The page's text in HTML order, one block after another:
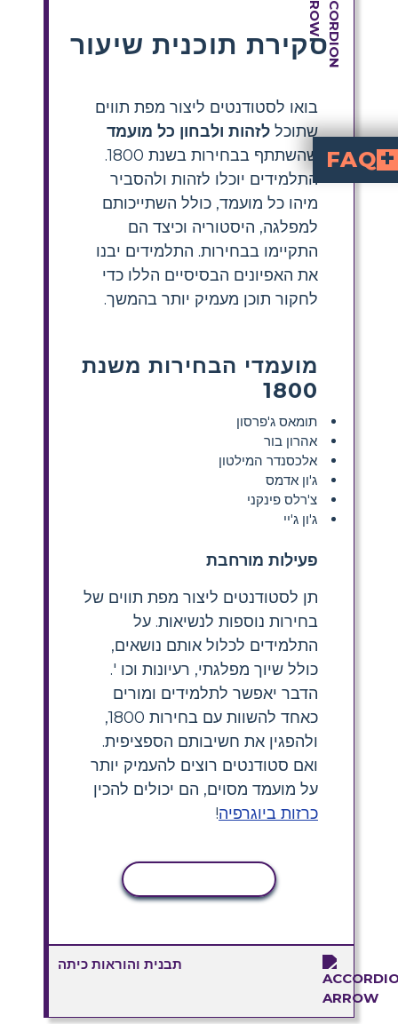
סקירת תוכנית שיעור
בואו לסטודנטים ליצור מפת תווים
שתוכל לזהות ולבחון כל מועמד
שהשתתף בבחירות בשנת 1800.
התלמידים יוכלו לזהות ולהסביר
מיהו כל מועמד, כולל השתייכותם
למפלגה, היסטוריה וכיצד הם
התקיימו בבחירות. התלמידים יבנו
את האפיונים הבסיסיים הללו כדי
לחקור תוכן מעמיק יותר בהמשך.
מועמדי הבחירות משנת
1800
תומאס ג'פרסון
אהרון בור
אלכסנדר המילטון
ג'ון אדמס
צ'רלס פינקני
ג'ון ג'יי
פעילות מורחבת
תן לסטודנטים ליצור מפת תווים של
בחירות נוספות לנשיאות. על
התלמידים לכלול אותם נושאים,
כולל שיוך מפלגתי, רעיונות וכו '.
הדבר יאפשר לתלמידים ומורים
כאחד להשוות עם בחירות 1800,
ולהפגין את חשיבותם הספציפית.
ואם סטודנטים רוצים להעמיק יותר
על מועמד מסוים, הם יכולים להכין
כרזות ביוגרפיה!
תבנית והוראות כיתה
FAQ